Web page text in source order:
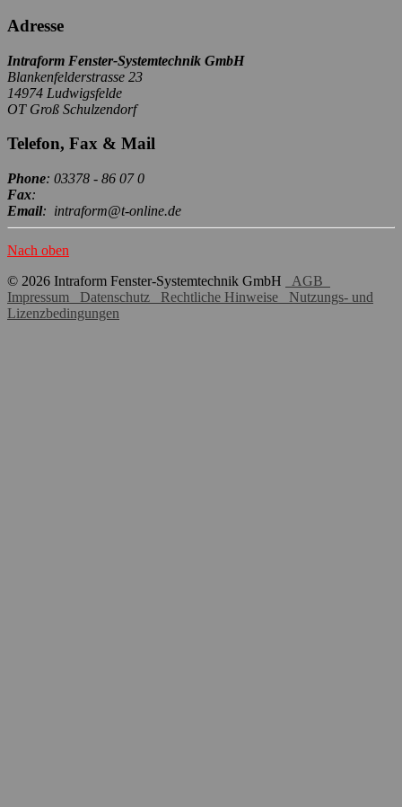
Adresse
Intraform Fenster-Systemtechnik GmbH
Blankenfelderstrasse 23
14974 Ludwigsfelde
OT Groß Schulzendorf
Telefon, Fax & Mail
Phone: 03378 - 86 07 0
Fax:
Email: intraform@t-online.de
Nach oben
© 2026 Intraform Fenster-Systemtechnik GmbH
AGB
Impressum
Datenschutz Rechtliche Hinweise
Nutzungs- und
Lizenzbedingungen